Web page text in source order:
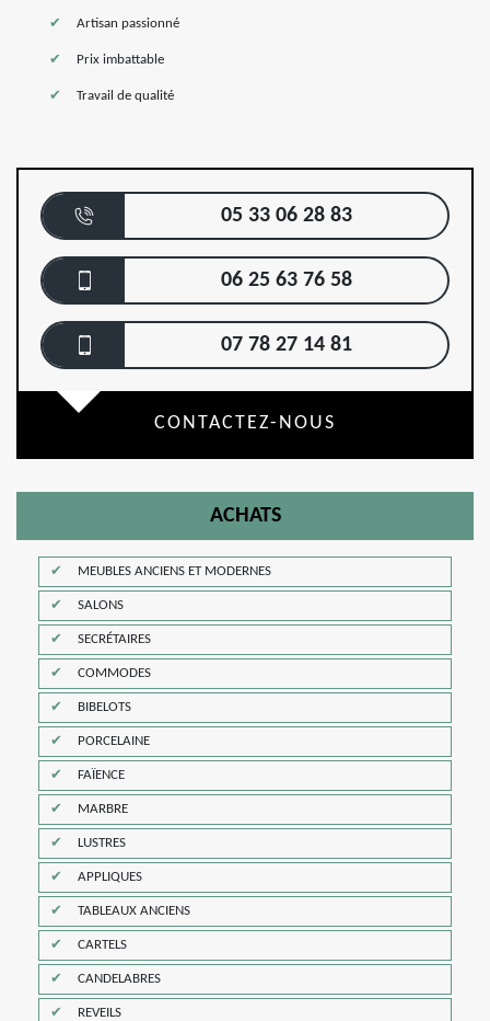
Artisan passionné
Prix imbattable
Travail de qualité
05 33 06 28 83
06 25 63 76 58
07 78 27 14 81
CONTACTEZ-NOUS
ACHATS
MEUBLES ANCIENS ET MODERNES
SALONS
SECRÉTAIRES
COMMODES
BIBELOTS
PORCELAINE
FAÏENCE
MARBRE
LUSTRES
APPLIQUES
TABLEAUX ANCIENS
CARTELS
CANDELABRES
REVEILS